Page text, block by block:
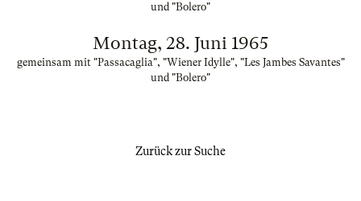
und "Bolero"
Montag, 28. Juni 1965
gemeinsam mit "Passacaglia", "Wiener Idylle", "Les Jambes Savantes"
und "Bolero"
Zurück zur Suche